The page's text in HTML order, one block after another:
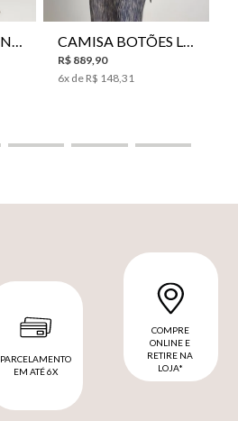
CALÇA PANTALONA LE LIS HORI FEMININA CAMISA BOTÕES LE LIS YANNA FEMININA
R$ 889,90
6x de R$ 148,31
PARCELAMENTO
EM ATÉ 6X
COMPRE
ONLINE E
RETIRE NA
LOJA*